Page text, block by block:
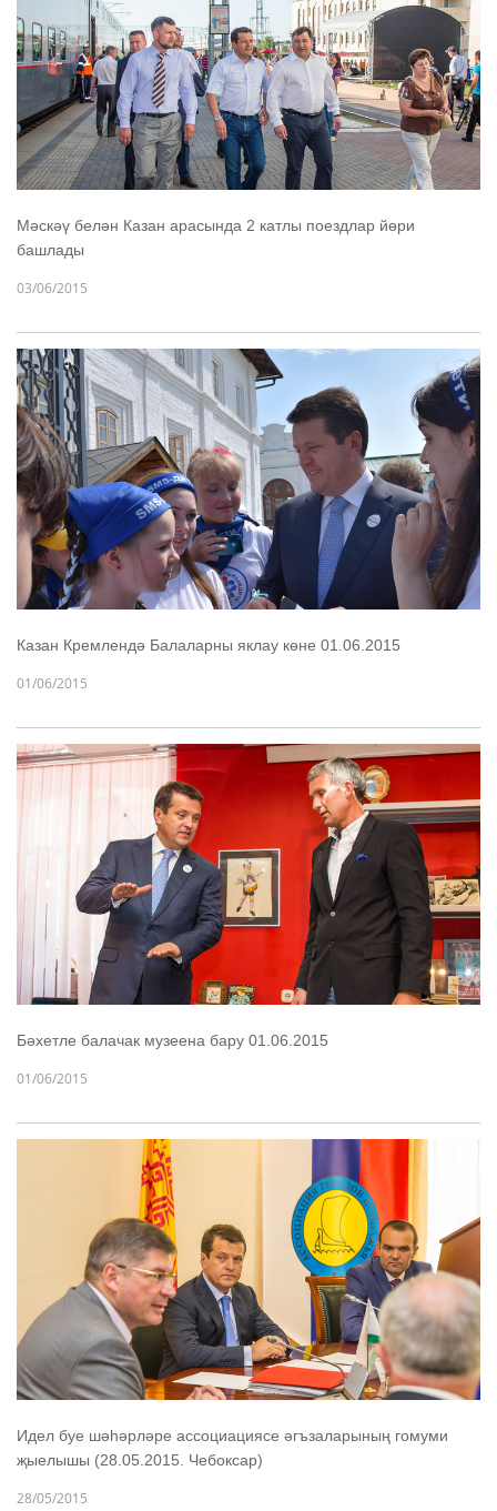
Мәскәү белән Казан арасында 2 катлы поездлар йөри
башлады
03/06/2015
Казан Кремлендә Балаларны яклау көне 01.06.2015
01/06/2015
Бәхетле балачак музеена бару 01.06.2015
01/06/2015
Идел буе шәһәрләре ассоциациясе әгъзаларының гомуми
җыелышы (28.05.2015. Чебоксар)
28/05/2015